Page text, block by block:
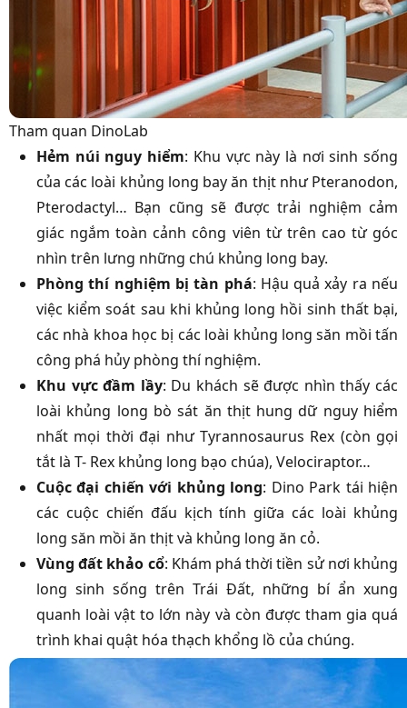
Tham quan DinoLab
Hẻm núi nguy hiểm: Khu vực này là nơi sinh sống
của các loài khủng long bay ăn thịt như Pteranodon,
Pterodactyl… Bạn cũng sẽ được trải nghiệm cảm
giác ngắm toàn cảnh công viên từ trên cao từ góc
nhìn trên lưng những chú khủng long bay.
Phòng thí nghiệm bị tàn phá: Hậu quả xảy ra nếu
việc kiểm soát sau khi khủng long hồi sinh thất bại,
các nhà khoa học bị các loài khủng long săn mồi tấn
công phá hủy phòng thí nghiệm.
Khu vực đầm lầy: Du khách sẽ được nhìn thấy các
loài khủng long bò sát ăn thịt hung dữ nguy hiểm
nhất mọi thời đại như Tyrannosaurus Rex (còn gọi
tắt là T- Rex khủng long bạo chúa), Velociraptor…
Cuộc đại chiến với khủng long: Dino Park tái hiện
các cuộc chiến đấu kịch tính giữa các loài khủng
long săn mồi ăn thịt và khủng long ăn cỏ.
Vùng đất khảo cổ: Khám phá thời tiền sử nơi khủng
long sinh sống trên Trái Đất, những bí ẩn xung
quanh loài vật to lớn này và còn được tham gia quá
trình khai quật hóa thạch khổng lồ của chúng.